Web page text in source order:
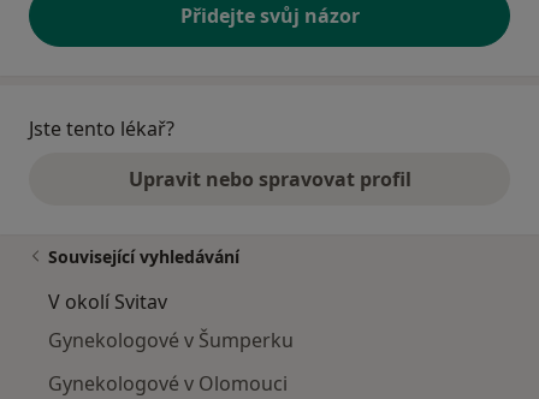
Přidejte svůj názor
Jste tento lékař?
Upravit nebo spravovat profil
Související vyhledávání
V okolí Svitav
Gynekologové v Šumperku
Gynekologové v Olomouci